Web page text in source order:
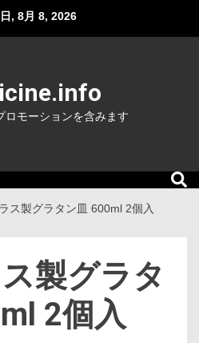
, 8月 8, 2026
ロモーションを含みます
ス製グラタン皿 600ml 2個入
製グラタ
2個入